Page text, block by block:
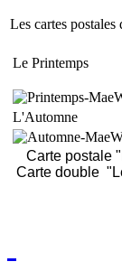
Les cartes
Le Printemps
L'Automne
Carte postale
Carte double